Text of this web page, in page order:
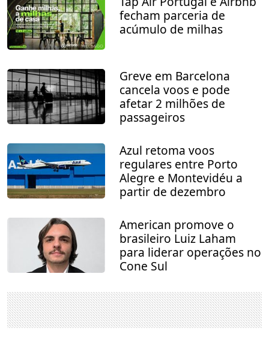
fecham parceria de
acúmulo de milhas
Greve em Barcelona
cancela voos e pode
afetar 2 milhões de
passageiros
Azul retoma voos
regulares entre Porto
Alegre e Montevidéu a
partir de dezembro
American promove o
brasileiro Luiz Laham
para liderar operações no
Cone Sul